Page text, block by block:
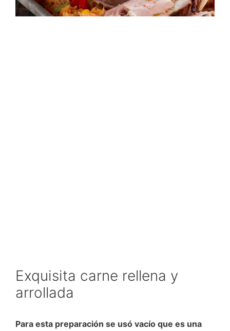
Exquisita carne rellena y
arrollada
Para esta preparación se usó vacío que es una